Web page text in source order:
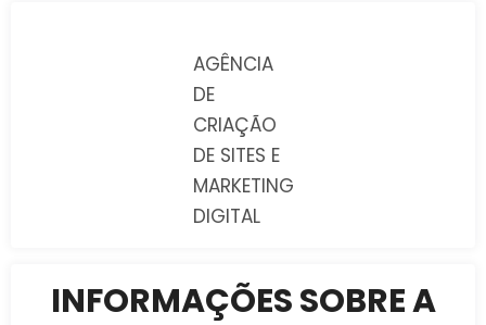
AGÊNCIA
DE
CRIAÇÃO
DE SITES E
MARKETING
DIGITAL
INFORMAÇÕES SOBRE A